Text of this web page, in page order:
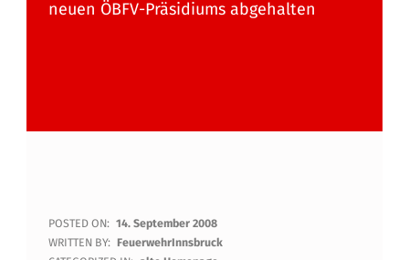
neuen ÖBFV-Präsidiums abgehalten
B
POSTED ON: 14. September 2008
WRITTEN BY: FeuerwehrInnsbruck